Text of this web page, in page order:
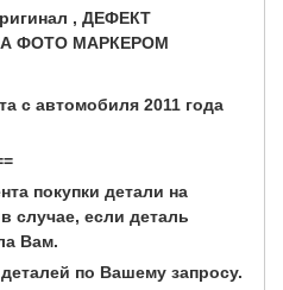
, ДЕФЕКТ
ФОТО МАРКЕРОМ
с автомобиля 2011 года
покупки детали на
если деталь
Вам.
по Вашему запросу.